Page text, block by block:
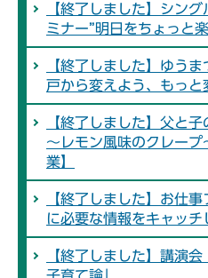
【終了しました】シン
ミナー”明日をちょっと
【終了しました】ゆう
戸から変えよう、もっと
【終了しました】父と
～レモン風味のクレー
業】
【終了しました】お仕
に必要な情報をキャッチ
【終了しました】講演